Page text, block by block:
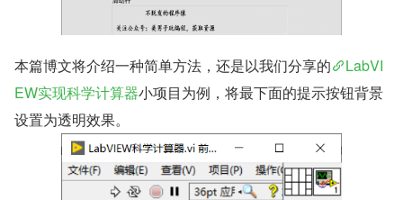
本篇博文将介绍一种简单方法，还是以我们分享的
LabVI
EW实现科学计算器小项目为例，将最下面的提示按钮背景
设置为透明效果。